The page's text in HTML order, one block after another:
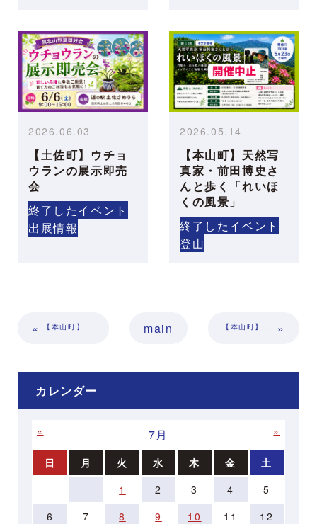
【土佐町】ウチョ
ウランの展示即売
会
2026.06.03
終了したイベント
出展情報
【本山町】天然写
真家・前田博史さ
んと歩く「れいほ
くの風景」
2026.05.14
終了したイベント
登山
« main »
カレンダー
« 7月 »
日 月 火 水 木 金
土
1
2 3 4
5
6
7 8 9 10 11
12